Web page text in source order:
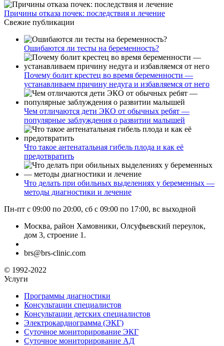
Причины отказа почек: последствия и лечение
Свежие публикации
Ошибаются ли тесты на беременность?
Почему болит крестец во время беременности —
устанавливаем причину недуга и избавляемся от него
Чем отличаются дети ЭКО от обычных ребят —
популярные заблуждения о развитии малышей
Что такое антенатальная гибель плода и как её
предотвратить
Что делать при обильных выделениях у беременных —
методы диагностики и лечение
Пн-пт с 09:00 по 20:00, сб с 09:00 по 17:00, вс выходной
Москва, район Хамовники, Олсуфьевский переулок,
дом 3, строение 1.
brs@brs-clinic.com
© 1992-2022
Услуги
Программы диагностики
Консультации специалистов
Консультации детских специалистов
Электрокардиограмма (ЭКГ)
Суточное мониторирование ЭКГ
Суточное мониторирование АД